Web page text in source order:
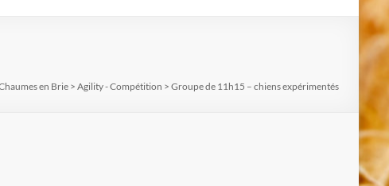
en Brie> Agility - Compétition > Groupe de 11h15 – chiens expérimentés